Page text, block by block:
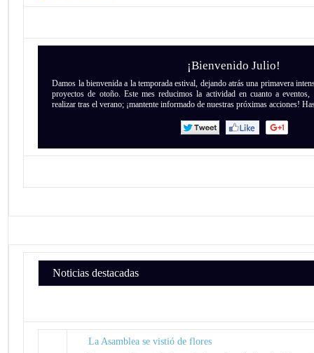
¡Bienvenido Julio!
Damos la bienvenida a la temporada estival, dejando atrás una primavera
proyectos de otoño. Este mes reducimos la actividad en cuanto a
realizar tras el verano; ¡mantente informado de nuestras próximas acciones!
Noticias destacadas
La Asamblea se vistió de flores